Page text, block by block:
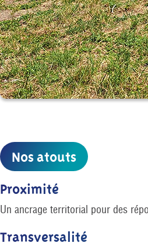
Nos atouts
Proximité
Un ancrage territorial pour des
Transversalité